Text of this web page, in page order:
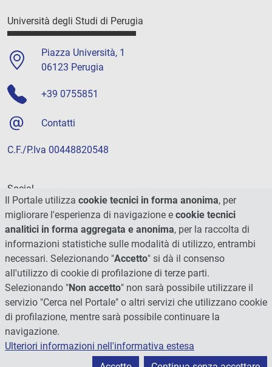
Università degli Studi di Perugia
Piazza Università, 1
06123 Perugia
+39 0755851
Contatti
C.F./P.Iva 00448820548
Social
Il Portale utilizza cookie tecnici in forma anonima, per
migliorare l'esperienza di navigazione e cookie tecnici
analitici in forma aggregata e anonima, per la raccolta di
informazioni statistiche sulle modalità di utilizzo, entrambi
necessari. Selezionando "Accetto" si dà il consenso
all'utilizzo di cookie di profilazione di terze parti.
Selezionando "Non accetto" non sarà possibile utilizzare il
servizio "Cerca nel Portale" o altri servizi che utilizzano cookie
di profilazione, mentre sarà possibile continuare la
navigazione.
Ulteriori informazioni nell'informativa estesa